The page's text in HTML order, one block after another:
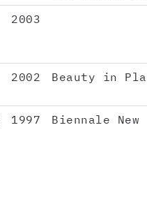
2003
2002 Beauty in
1997 Biennale New